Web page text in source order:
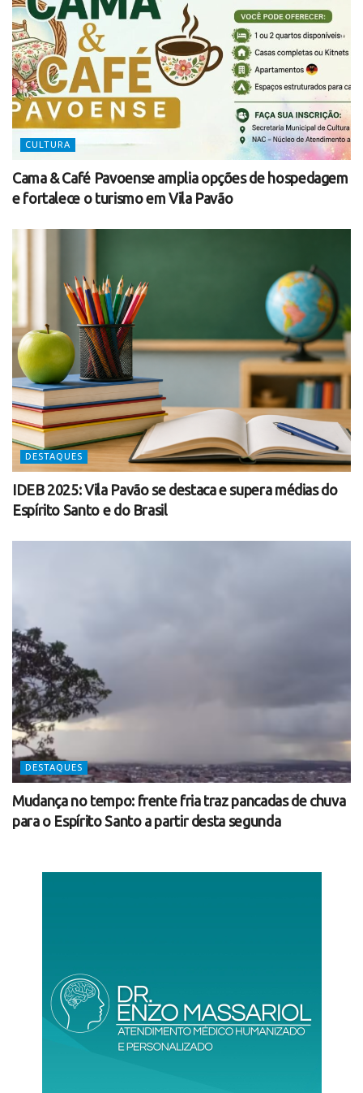
CULTURA
Cama & Café Pavoense amplia opções de hospedagem
e fortalece o turismo em Vila Pavão
DESTAQUES
IDEB 2025: Vila Pavão se destaca e supera médias do
Espírito Santo e do Brasil
DESTAQUES
Mudança no tempo: frente fria traz pancadas de chuva
para o Espírito Santo a partir desta segunda